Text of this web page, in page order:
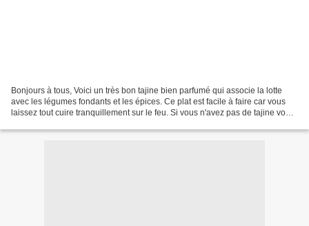
Bonjours à tous, Voici un très bon tajine bien parfumé qui associe la lotte
avec les légumes fondants et les épices. Ce plat est facile à faire car vous
laissez tout cuire tranquillement sur le feu. Si vous n'avez pas de tajine vous